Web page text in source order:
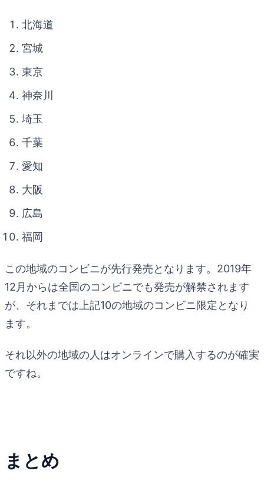
北海道
宮城
東京
神奈川
埼玉
千葉
愛知
大阪
広島
福岡
この地域のコンビニが先行発売となります。2019年
12月からは全国のコンビニでも発売が解禁されます
が、それまでは上記10の地域のコンビニ限定となり
ます。
それ以外の地域の人はオンラインで購入するのが確実
ですね。
まとめ